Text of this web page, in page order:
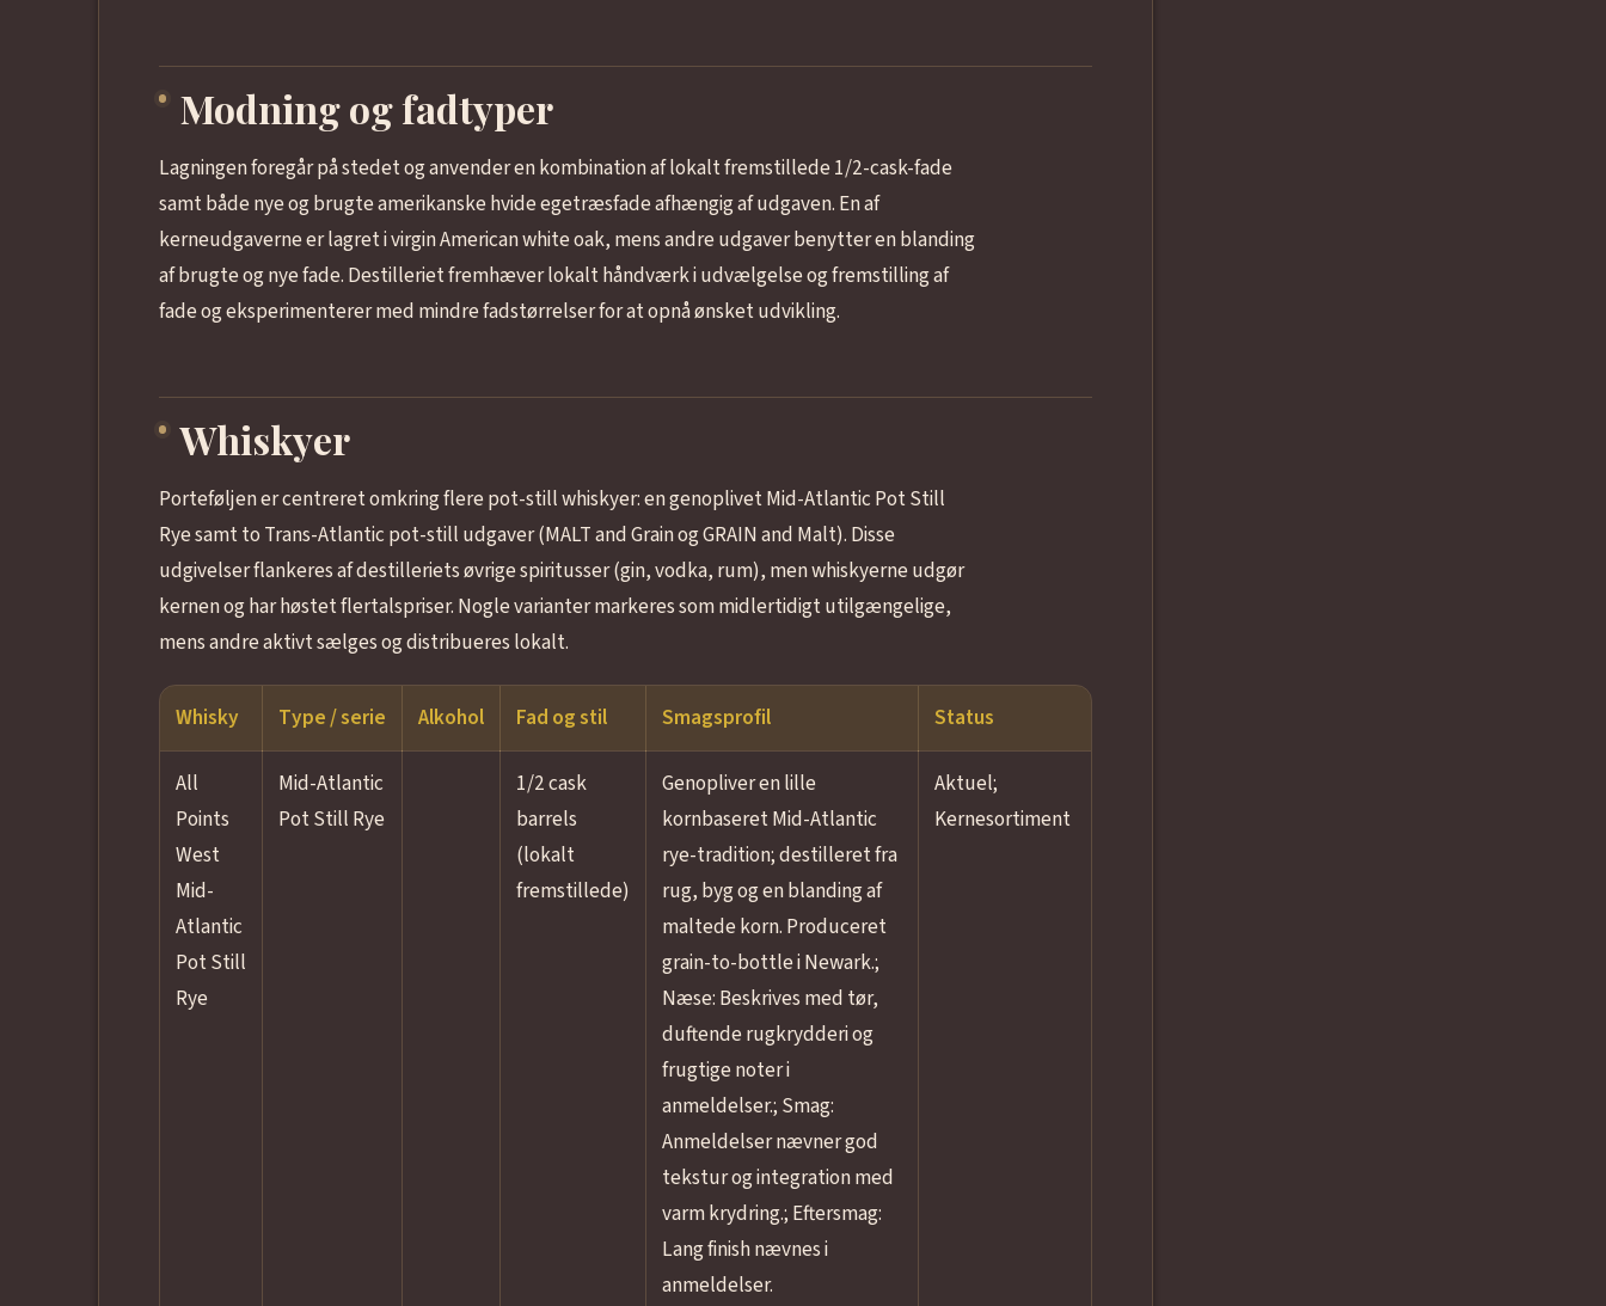
Modning og fadtyper
Lagningen foregår på stedet og anvender en kombination af lokalt fremstillede 1/2-cask-fade
samt både nye og brugte amerikanske hvide egetræsfade afhængig af udgaven. En af
kerneudgaverne er lagret i virgin American white oak, mens andre udgaver benytter en blanding
af brugte og nye fade. Destilleriet fremhæver lokalt håndværk i udvælgelse og fremstilling af
fade og eksperimenterer med mindre fadstørrelser for at opnå ønsket udvikling.
Whiskyer
Porteføljen er centreret omkring flere pot-still whiskyer: en genoplivet Mid-Atlantic Pot Still
Rye samt to Trans-Atlantic pot-still udgaver (MALT and Grain og GRAIN and Malt). Disse
udgivelser flankeres af destilleriets øvrige spiritusser (gin, vodka, rum), men whiskyerne udgør
kernen og har høstet flertalspriser. Nogle varianter markeres som midlertidigt utilgængelige,
mens andre aktivt sælges og distribueres lokalt.
Whisky Type / serie Alkohol Fad og stil Smagsprofil Status
All
Points
West
Mid-
Atlantic
Pot Still
Rye
Mid-Atlantic
Pot Still Rye
1/2 cask
barrels
(lokalt
fremstillede)
Genopliver en lille
kornbaseret Mid-Atlantic
rye-tradition; destilleret fra
rug, byg og en blanding af
maltede korn. Produceret
grain-to-bottle i Newark.;
Næse: Beskrives med tør,
duftende rugkrydderi og
frugtige noter i
anmeldelser.; Smag:
Anmeldelser nævner god
tekstur og integration med
varm krydring.; Eftersmag:
Lang finish nævnes i
anmeldelser.
Aktuel;
Kernesortiment